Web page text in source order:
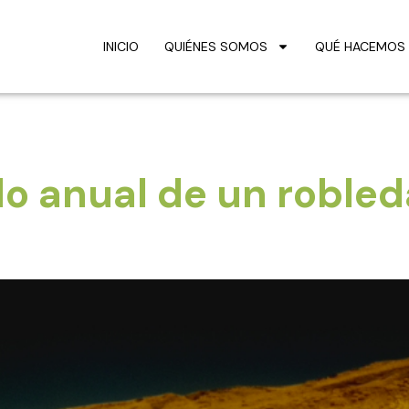
INICIO QUIÉNES SOMOS QUÉ HACEMOS
anual de un